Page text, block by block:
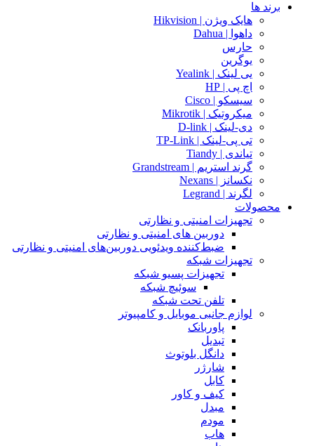
برند ها
هایک ویژن | Hikvision
داهوا | Dahua
حارس
یوگرین
یی لینک | Yealink
اچ پی | HP
سیسکو | Cisco
میکروتیک | Mikrotik
دی-لینک | D-link
تی پی-لینک | TP-Link
تیاندی | Tiandy
گرند استریم | Grandstream
نکسانز | Nexans
لگرند | Legrand
محصولات
تجهیزات امنیتی و نظارتی
دوربین های امنیتی و نظارتی
ضبط‌کننده ویدئویی دوربین‌های امنیتی و نظارتی
تجهیزات شبکه
تجهیزات پسیو شبکه
سوئیچ‌ شبکه
تلفن تحت شبکه
لوازم جانبی موبایل و کامپیوتر
پاوربانک
تبدیل
دانگل بلوتوث
شارژر
کابل
کیف و کاور
مبدل
مودم
هاب